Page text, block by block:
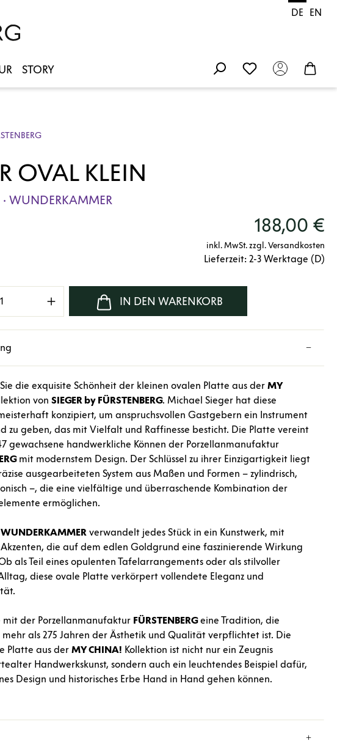
DE EN
STORY
OVAL KLEIN
WUNDERKAMMER
188,00 €
inkl. MwSt. zzgl. Versandkosten
Lieferzeit: 2-3 Werktage (D)
Gib den gewünschten Wert ein oder
IN DEN WARENKORB
die exquisite Schönheit der kleinen ovalen Platte aus der MY
von SIEGER by FÜRSTENBERG. Michael Sieger hat diese
konzipiert, um anspruchsvollen Gastgebern ein Instrument
zu geben, das mit Vielfalt und Raffinesse besticht. Die Platte vereint
gewachsene handwerkliche Können der Porzellanmanufaktur
mit modernstem Design. Der Schlüssel zu ihrer Einzigartigkeit liegt
ausgearbeiteten System aus Maßen und Formen – zylindrisch,
–, die eine vielfältige und überraschende Kombination der
ermöglichen.
WUNDERKAMMER verwandelt jedes Stück in ein Kunstwerk, mit
die auf dem edlen Goldgrund eine faszinierende Wirkung
als Teil eines opulenten Tafelarrangements oder als stilvoller
diese ovale Platte verkörpert vollendete Eleganz und
mit der Porzellanmanufaktur FÜRSTENBERGeine Tradition, die
mehr als 275 Jahren der Ästhetik und Qualität verpflichtet ist. Die
Platte aus der MY CHINA! Kollektion ist nicht nur ein Zeugnis
Handwerkskunst, sondern auch ein leuchtendes Beispiel dafür,
Design und historisches Erbe Hand in Hand gehen können.